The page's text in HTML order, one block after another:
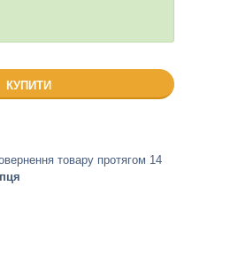
КУПИТИ
товару протягом 14